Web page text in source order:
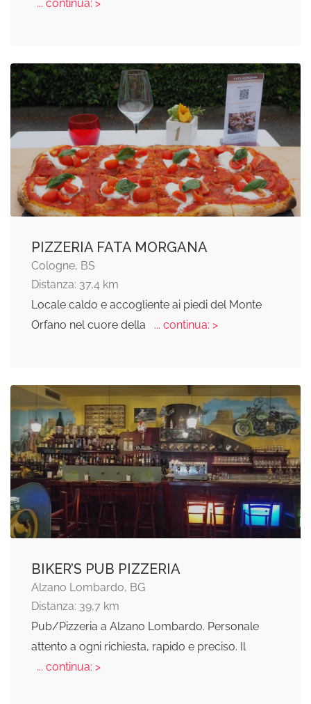
... continua: >
PIZZERIA FATA MORGANA
Cologne, BS
Distanza: 37,4 km
Locale caldo e accogliente ai piedi del Monte
Orfano nel cuore della
... continua: >
BIKER’S PUB PIZZERIA
Alzano Lombardo, BG
Distanza: 39,7 km
Pub/Pizzeria a Alzano Lombardo. Personale
attento a ogni richiesta, rapido e preciso. Il
... continua: >